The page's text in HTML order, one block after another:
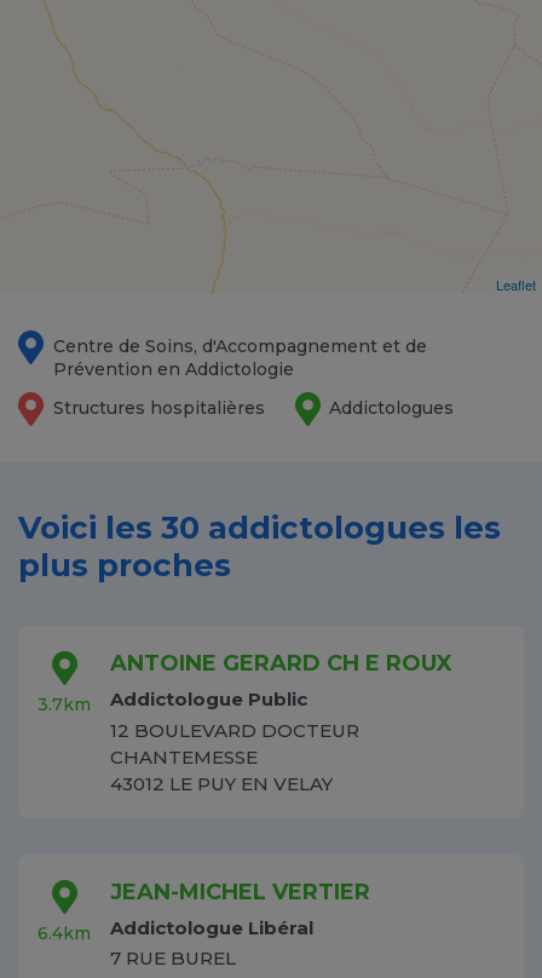
Leaflet
Centre de Soins, d'Accompagnement et de
Prévention en Addictologie
Structures hospitalières
Addictologues
Voici les 30 addictologues les
plus proches
3.7km
ANTOINE GERARD CH E ROUX
Addictologue Public
12 BOULEVARD DOCTEUR
CHANTEMESSE
43012 LE PUY EN VELAY
6.4km
JEAN-MICHEL VERTIER
Addictologue Libéral
7 RUE BUREL